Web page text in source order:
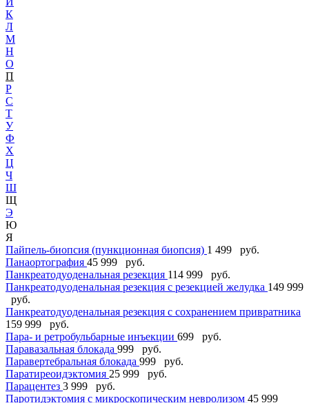
К
Л
М
Н
О
П
Р
С
Т
У
Ф
Х
Ц
Ч
Ш
Щ
Э
Ю
Я
Пайпель-биопсия (пункционная биопсия) 1 499 руб.
Панаортография 45 999 руб.
Панкреатодуоденальная резекция 114 999 руб.
Панкреатодуоденальная резекция с резекцией желудка 149 999
руб.
Панкреатодуоденальная резекция с сохранением привратника
159 999 руб.
Пара- и ретробульбарные инъекции 699 руб.
Паравазальная блокада 999 руб.
Паравертебральная блокада 999 руб.
Паратиреоидэктомия 25 999 руб.
Парацентез 3 999 руб.
Паротидэктомия с микроскопическим невролизом 45 999